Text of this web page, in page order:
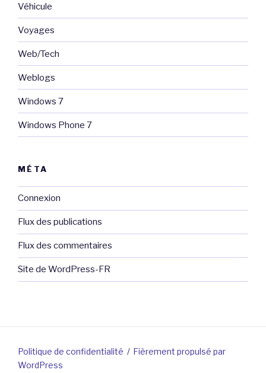
Véhicule
Voyages
Web/Tech
Weblogs
Windows 7
Windows Phone 7
MÉTA
Connexion
Flux des publications
Flux des commentaires
Site de WordPress-FR
Politique de confidentialité
Fièrement propulsé par
WordPress